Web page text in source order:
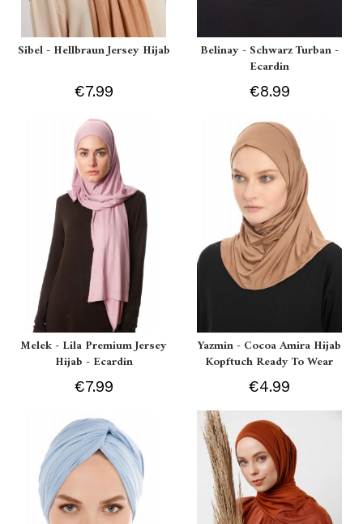
Sibel - Hellbraun Jersey Hijab
€7.99
Belinay - Schwarz Turban -
Ecardin
€8.99
Melek - Lila Premium Jersey
Hijab - Ecardin
€7.99
Yazmin - Cocoa Amira Hijab
Kopftuch Ready To Wear
€4.99